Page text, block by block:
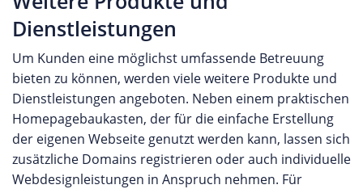
Dienstleistungen
Um Kunden eine möglichst umfassende Betreuung
bieten zu können, werden viele weitere Produkte und
Dienstleistungen angeboten. Neben einem praktischen
Homepagebaukasten, der für die einfache Erstellung
der eigenen Webseite genutzt werden kann, lassen sich
zusätzliche Domains registrieren oder auch individuelle
Webdesignleistungen in Anspruch nehmen. Für